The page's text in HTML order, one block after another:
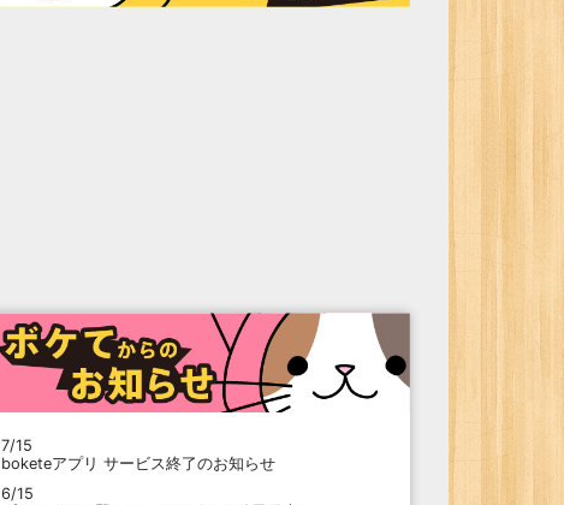
7/15
boketeアプリ サービス終了のお知らせ
6/15